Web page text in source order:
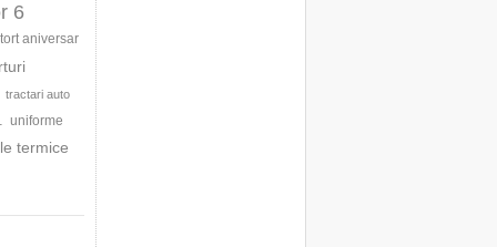
6
tort aniversar
tractari auto
uniforme
termice